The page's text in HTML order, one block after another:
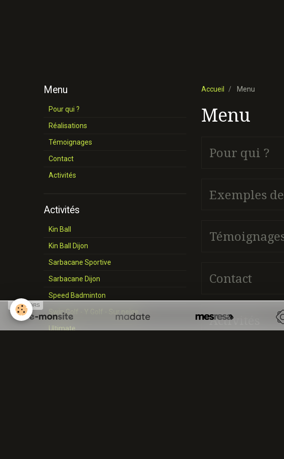
Accueil Menu
Menu
Pour qui ?
Exemples
Contact
Activités
Menu
Pour qui ?
Réalisations
Témoignages
Contact
Activités
Activités
Kin Ball
Kin Ball Dijon
Sarbacane Sportive
Sarbacane Dijon
Speed Badminton
Swin Golf - Y Golf - Sur neige
Ultimate
SPONSORS